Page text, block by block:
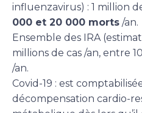
influenzavirus) : 1 million
000 et 20 000 morts /an.
Ensemble des IRA
millions de cas /an, entre
/an.
Covid-19 : est
décompensation cardio-